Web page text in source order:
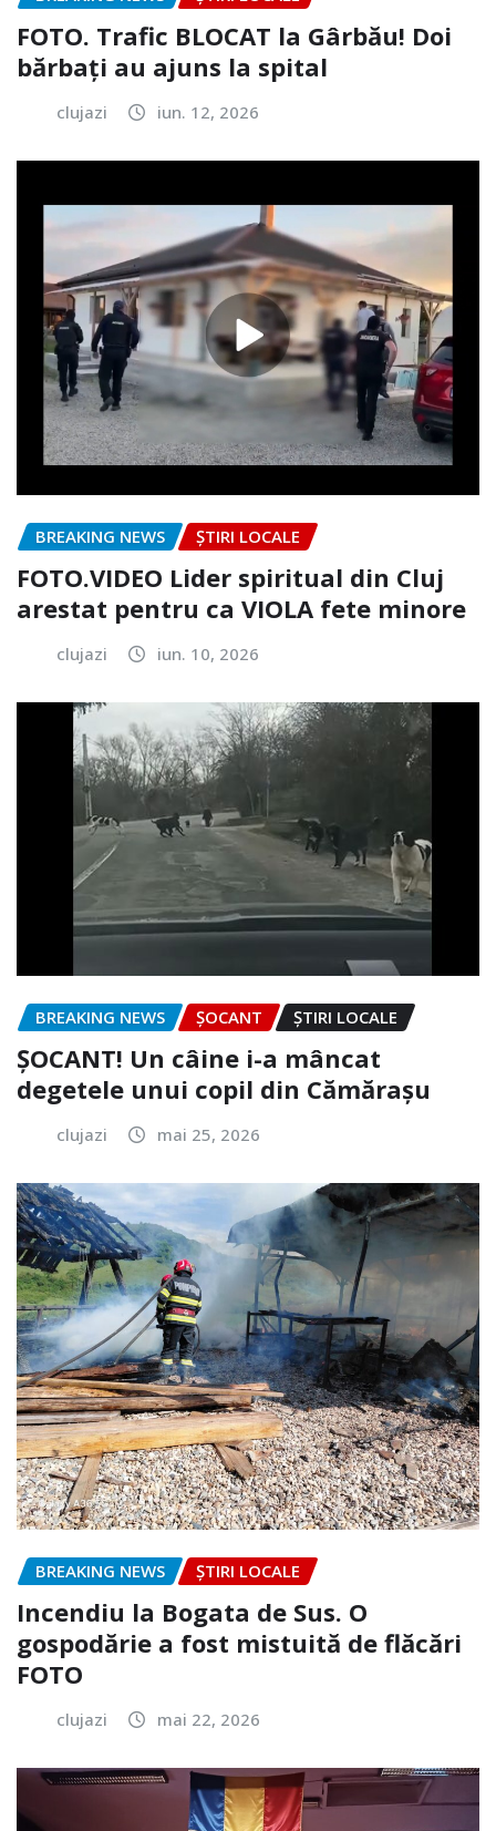
FOTO. Trafic BLOCAT la Gârbău! Doi
bărbați au ajuns la spital
clujazi iun. 12, 2026
BREAKING NEWS ȘTIRI LOCALE
FOTO.VIDEO Lider spiritual din Cluj
arestat pentru ca VIOLA fete minore
clujazi iun. 10, 2026
BREAKING NEWS ȘOCANT ȘTIRI LOCALE
ȘOCANT! Un câine i-a mâncat
degetele unui copil din Cămărașu
clujazi mai 25, 2026
BREAKING NEWS ȘTIRI LOCALE
Incendiu la Bogata de Sus. O
gospodărie a fost mistuită de flăcări
FOTO
clujazi mai 22, 2026